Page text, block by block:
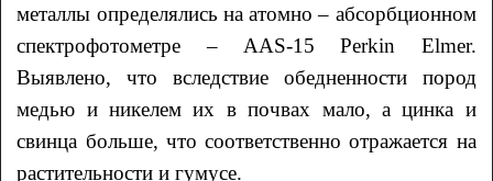
металлы определялись на атомно – абсорбционном
спектрофотометре – ААS-15 Perkin Elmer.
Выявлено, что вследствие обедненности пород
медью и никелем их в почвах мало, а цинка и
свинца больше, что соответственно отражается на
растительности и гумусе.